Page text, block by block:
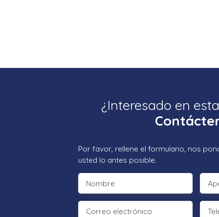
¿Interesado en
Por favor, rellene el formulario, nos
usted lo antes posible.
Nombre
Correo electrónico